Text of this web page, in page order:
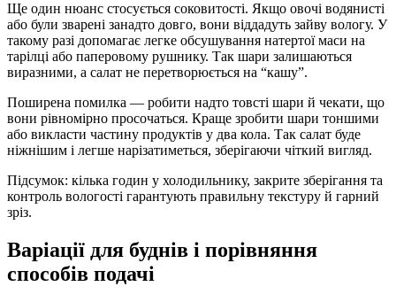
Ще один нюанс стосується соковитості. Якщо овочі водянисті
або були зварені занадто довго, вони віддадуть зайву вологу. У
такому разі допомагає легке обсушування натертої маси на
тарілці або паперовому рушнику. Так шари залишаються
виразними, а салат не перетворюється на “кашу”.
Поширена помилка — робити надто товсті шари й чекати, що
вони рівномірно просочаться. Краще зробити шари тоншими
або викласти частину продуктів у два кола. Так салат буде
ніжнішим і легше нарізатиметься, зберігаючи чіткий вигляд.
Підсумок: кілька годин у холодильнику, закрите зберігання та
контроль вологості гарантують правильну текстуру й гарний
зріз.
Варіації для буднів і порівняння
способів подачі